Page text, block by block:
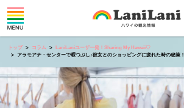
トップ コラム
LaniLaniユーザー発！Sharing My Hawaii♡
アラモアナ・センターで暇つぶし♪彼女とのショッピングに疲れた時の秘策！